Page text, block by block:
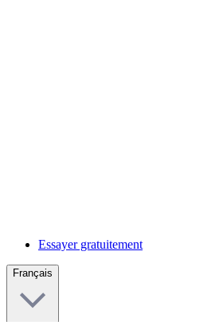
Essayer gratuitement
Français